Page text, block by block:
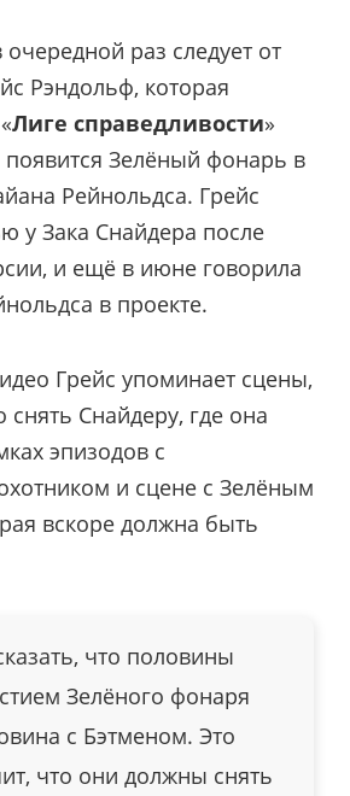
раз следует от
Рэндольф, которая
Лиге справедливости»
появится Зелёный фонарь в
Рейнольдса. Грейс
у Зака Снайдера после
и ещё в июне говорила
в проекте.
Грейс упоминает сцены,
Снайдеру, где она
эпизодов с
и сцене с Зелёным
вскоре должна быть
что половины
Зелёного фонаря
с Бэтменом. Это
что они должны снять